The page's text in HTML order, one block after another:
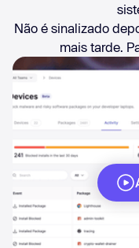
Não é sinalizado
mais tarde.